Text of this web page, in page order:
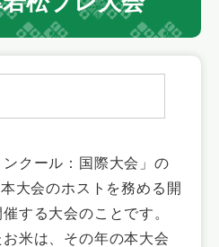
ンクール：国際大会」の
大会のホストを務める開
する大会のことです。
米は、その年の本大会